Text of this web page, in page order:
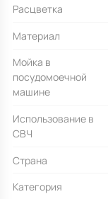
Расцветка
Материал
Мойка в
посудомоечной
машине
Использование в
СВЧ
Страна
Категория